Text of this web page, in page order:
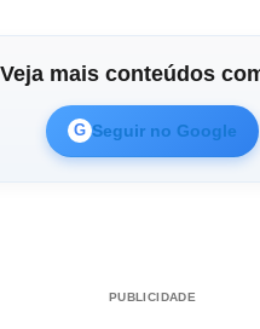
Veja mais conteúdos
G Seguir no Google
PUBLICIDADE